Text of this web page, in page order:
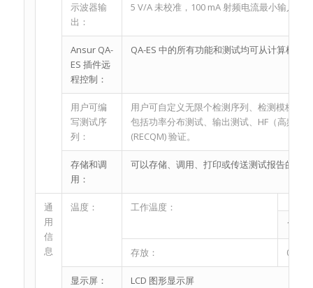
示波器输
出：
5 V/A 未校准，100 mA 射频电流最小输入
Ansur QA-
ES 插件远
程控制：
QA-ES 中的所有功能和测试均可从计算机控
用户可编
写测试序
列：
用户可自定义无限个检测序列、检测模板和
包括功率分布测试、输出测试、HF（高频）
(RECQM) 验证。
存储和调
用：
可以存储、调用、打印或传送测试报告的格
通
用
信
息
温度：
工作温度：
15 ℃
存放： 0 ℃
显示屏： LCD 图形显示屏